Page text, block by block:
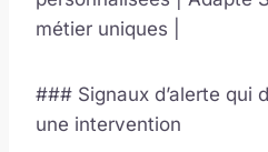
métier uniques |
### Signaux d’alerte qui
une intervention